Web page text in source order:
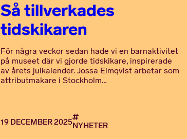
Så tillverkades
tidskikaren
För några veckor sedan hade vi en barnaktivitet
på museet där vi gjorde tidskikare, inspirerade
av årets julkalender. Jossa Elmqvist arbetar som
attributmakare i Stockholm…
19 DECEMBER 2025 NYHETER